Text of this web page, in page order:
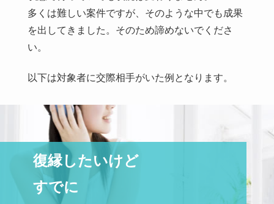
多くは難しい案件ですが、そのような中でも成果
を出してきました。そのため諦めないでくださ
い。
以下は対象者に交際相手がいた例となります。
復縁したいけど
すでに